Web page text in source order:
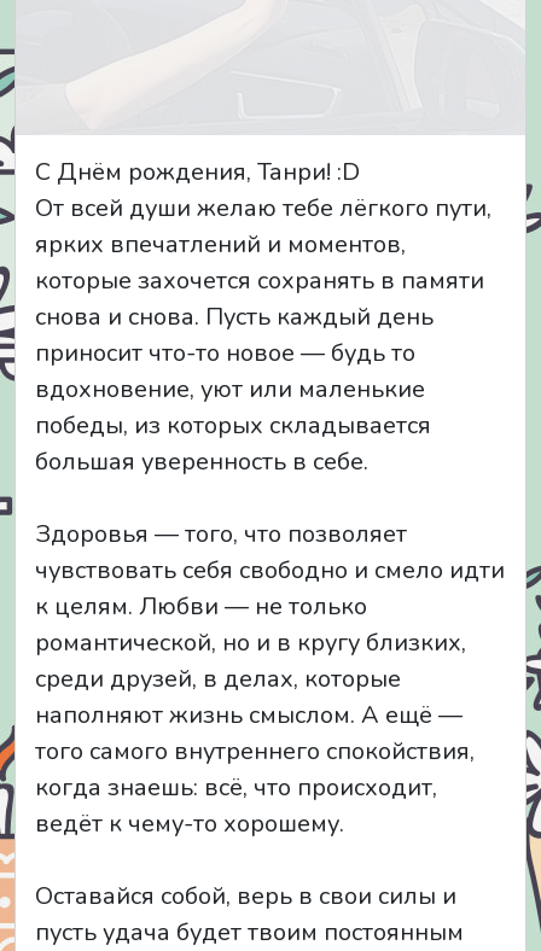
С Днём рождения, Танри! :D
От всей души желаю тебе лёгкого пути,
ярких впечатлений и моментов,
которые захочется сохранять в памяти
снова и снова. Пусть каждый день
приносит что-то новое — будь то
вдохновение, уют или маленькие
победы, из которых складывается
большая уверенность в себе.
Здоровья — того, что позволяет
чувствовать себя свободно и смело идти
к целям. Любви — не только
романтической, но и в кругу близких,
среди друзей, в делах, которые
наполняют жизнь смыслом. А ещё —
того самого внутреннего спокойствия,
когда знаешь: всё, что происходит,
ведёт к чему-то хорошему.
Оставайся собой, верь в свои силы и
пусть удача будет твоим постоянным